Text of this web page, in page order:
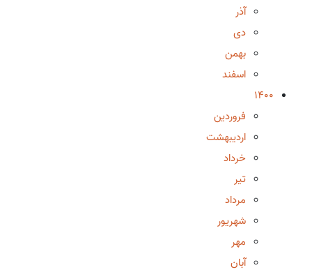
آذر
دی
بهمن
اسفند
1400
فروردین
اردیبهشت
خرداد
تیر
مرداد
شهریور
مهر
آبان